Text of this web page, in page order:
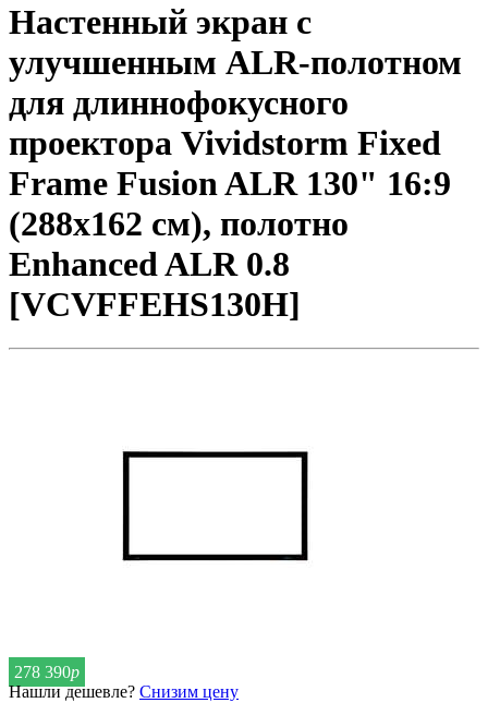
Настенный экран с
улучшенным ALR-полотном
для длиннофокусного
проектора Vividstorm Fixed
Frame Fusion ALR 130" 16:9
(288x162 см), полотно
Enhanced ALR 0.8
[VCVFFEHS130H]
278 390р
Нашли дешевле? Снизим цену